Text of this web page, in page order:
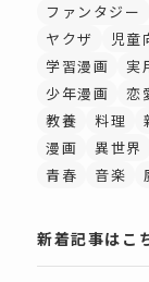
ファンタジー
ヤクザ
児童
学習漫画
実
少年漫画
恋
教養
料理
漫画
異世界
青春
音楽
新着記事はこ